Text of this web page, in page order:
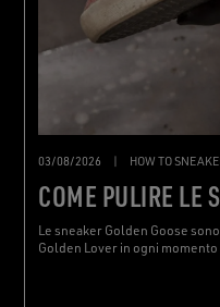
03/08/2026 HOW TO
COME PULIRE LE
Le sneaker Golden Goose
Golden Lover in ogni